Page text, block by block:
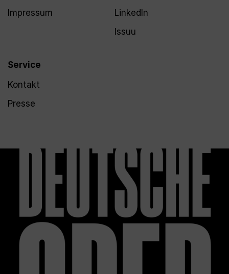
Impressum
Service
Kontakt
Presse
LinkedIn
Issuu